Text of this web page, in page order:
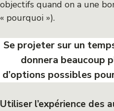
objectifs quand on a une
« pourquoi »).
Se projeter sur un
donnera beaucoup
d’options possibles
Utiliser l’expérience des